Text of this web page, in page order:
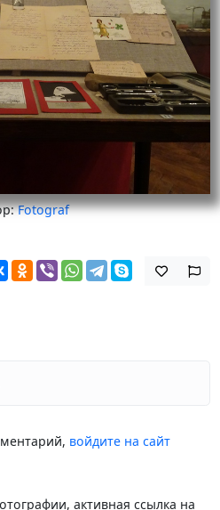
Fotograf
войдите на сайт
активная ссылка на